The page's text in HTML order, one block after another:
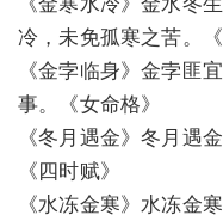
冷，未免孤寒之苦。
《金孛临身》金孛匪
事。《女命格》
《冬月遇金》冬月遇
《四时赋》
《水冻金寒》水冻金